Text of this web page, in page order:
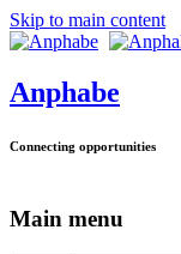
Skip to main content
Anphabe
Connecting opportunities
Main menu